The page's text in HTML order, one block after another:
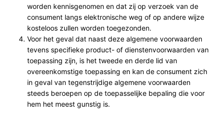
worden kennisgenomen en dat zij op verzoek van de
consument langs elektronische weg of op andere wijze
kosteloos zullen worden toegezonden.
Voor het geval dat naast deze algemene voorwaarden
tevens specifieke product- of dienstenvoorwaarden van
toepassing zijn, is het tweede en derde lid van
overeenkomstige toepassing en kan de consument zich
in geval van tegenstrijdige algemene voorwaarden
steeds beroepen op de toepasselijke bepaling die voor
hem het meest gunstig is.